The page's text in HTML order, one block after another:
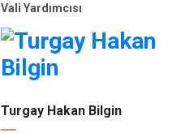
Vali Yardımcısı
Turgay Hakan Bilgin